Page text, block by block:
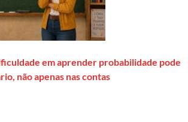
em aprender probabilidade pode
não apenas nas contas